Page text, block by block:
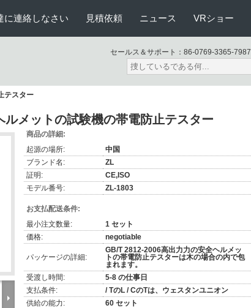
に連絡しなさい 見積依頼 ニュース VRショー
セールス＆サポート： 86-0769-3365-7987
テスター
メットの試験機の帯電防止テスター
商品の詳細:
起源の場所:
中国
ブランド名:
ZL
証明:
CE,ISO
モデル番号:
ZL-1803
お支払配送条件:
最小注文数量:
1 セット
価格:
negotiable
パッケージの詳細:
GB/T 2812-2006高出力力の安全ヘルメッ
トの帯電防止テスターは木の場合の内で包
まれます。
受渡し時間:
5-8 の仕事日
支払条件:
/ TのL / CのTは、ウェスタンユニオン
供給の能力:
60 セット